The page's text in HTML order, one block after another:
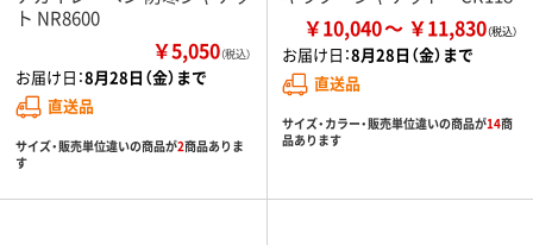
ト NR8600
￥5,050（税込）
お届け日：8月28日（金）まで
直送品
サイズ・販売単位違いの商品が2商品ありま
す
￥10,040 ￥11,830
お届け日：8月28日（金）まで
直送品
サイズ・カラー・販売単位違いの商品が14商
品あります